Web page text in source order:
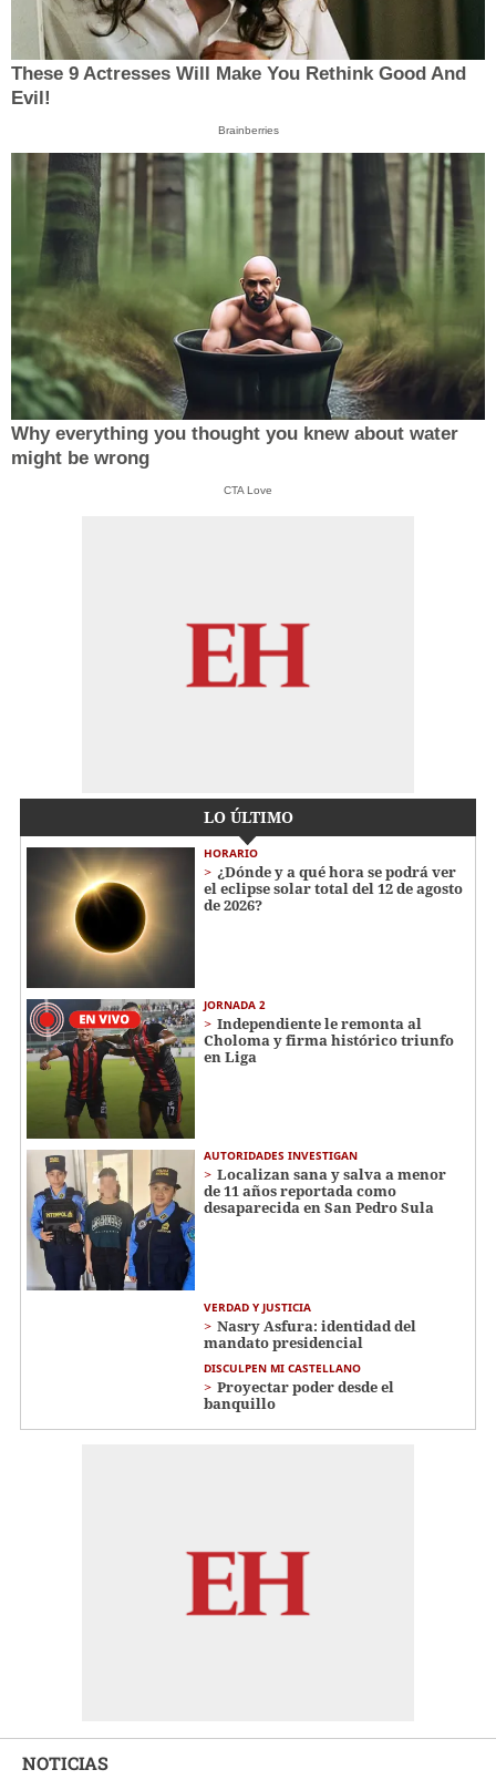
These 9 Actresses Will Make You Rethink Good And
Evil!
Brainberries
Why everything you thought you knew about water
might be wrong
CTA Love
LO ÚLTIMO
HORARIO
¿Dónde y a qué hora se podrá ver
el eclipse solar total del 12 de agosto
de 2026?
JORNADA 2
Independiente le remonta al
Choloma y firma histórico triunfo
en Liga
AUTORIDADES INVESTIGAN
Localizan sana y salva a menor
de 11 años reportada como
desaparecida en San Pedro Sula
VERDAD Y JUSTICIA
Nasry Asfura: identidad del
mandato presidencial
DISCULPEN MI CASTELLANO
Proyectar poder desde el
banquillo
NOTICIAS